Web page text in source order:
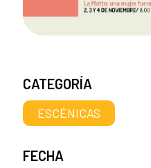
CATEGORÍA
ESCÉNICAS
FECHA